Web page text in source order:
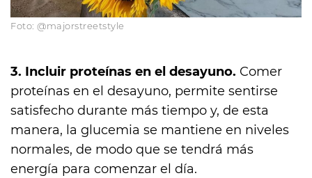
Foto: @majorstreetstyle
3. Incluir proteínas en el desayuno. Comer
proteínas en el desayuno, permite sentirse
satisfecho durante más tiempo y, de esta
manera, la glucemia se mantiene en niveles
normales, de modo que se tendrá más
energía para comenzar el día.